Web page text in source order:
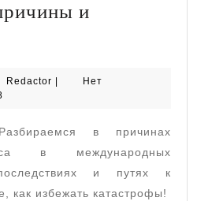
и
Redactor Redactor
Нет
в причинах
в международных
и путях к
как избежать катастрофы!